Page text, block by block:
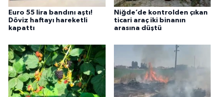
Euro 55 lira bandını aştı!
Döviz haftayı hareketli
kapattı
Niğde’de kontrolden çıkan
ticari araç iki binanın
arasına düştü